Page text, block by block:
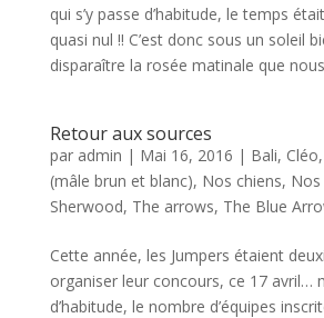
qui s’y passe d’habitude, le temps
quasi nul !! C’est donc sous un soleil
disparaître la rosée matinale que
Retour aux sources
par admin | Mai 16, 2016 | Bali, Cléo,
(mâle brun et blanc), Nos chiens,
Sherwood, The arrows, The Blue
Cette année, les Jumpers étaient
organiser leur concours, ce 17 avril…
d’habitude, le nombre d’équipes